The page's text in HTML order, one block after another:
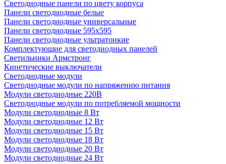
Светодиодные панели по цвету корпуса
Панели светодиодные белые
Панели светодиодные универсальные
Панели светодиодные 595х595
Панели светодиодные ультратонкие
Комплектующие для светодиодных панелей
Светильники Армстронг
Кинетические выключатели
Светодиодные модули
Светодиодные модули по напряжению питания
Модули светодиодные 220В
Светодиодные модули по потребляемой мощности
Модули светодиодные 8 Вт
Модули светодиодные 12 Вт
Модули светодиодные 15 Вт
Модули светодиодные 18 Вт
Модули светодиодные 20 Вт
Модули светодиодные 24 Вт